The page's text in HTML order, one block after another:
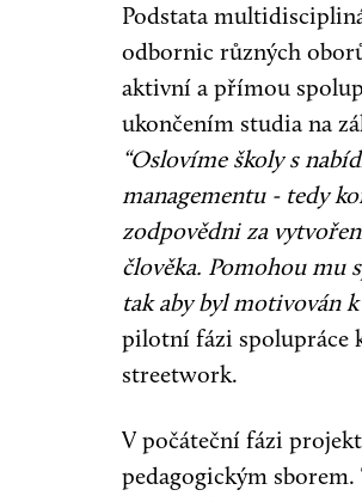
Podstata
odbornic různých
aktivní a přímou
ukončením studia na
“Oslovíme školy s
managementu - tedy
zodpovědni za
člověka. Pomohou mu
tak aby byl motivován
pilotní fázi spolupráce
streetwork.
V počáteční fázi
pedagogickým